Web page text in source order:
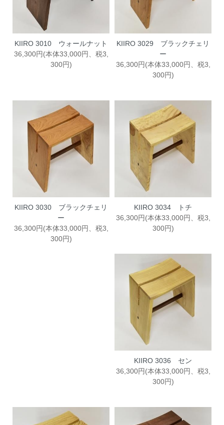
KIIRO 3010 ウォールナット
36,300円(本体33,000円、税3,
300円)
KIIRO 3029 ブラックチェリ
ー
36,300円(本体33,000円、税3,
300円)
KIIRO 3030 ブラックチェリ
ー
36,300円(本体33,000円、税3,
300円)
KIIRO 3034 トチ
36,300円(本体33,000円、税3,
300円)
KIIRO 3036 セン
36,300円(本体33,000円、税3,
300円)